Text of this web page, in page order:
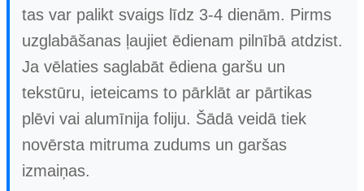
tas var palikt svaigs līdz 3-4 dienām. Pirms
uzglabāšanas ļaujiet ēdienam pilnībā atdzist.
Ja vēlaties saglabāt ēdiena garšu un
tekstūru, ieteicams to pārklāt ar pārtikas
plēvi vai alumīnija foliju. Šādā veidā tiek
novērsta mitruma zudums un garšas
izmaiņas.